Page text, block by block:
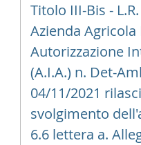
Titolo III-Bis -
Azienda
Autorizzazione
(A.I.A.) n. Det-
04/11/2021
svolgimento
6.6 lettera a.